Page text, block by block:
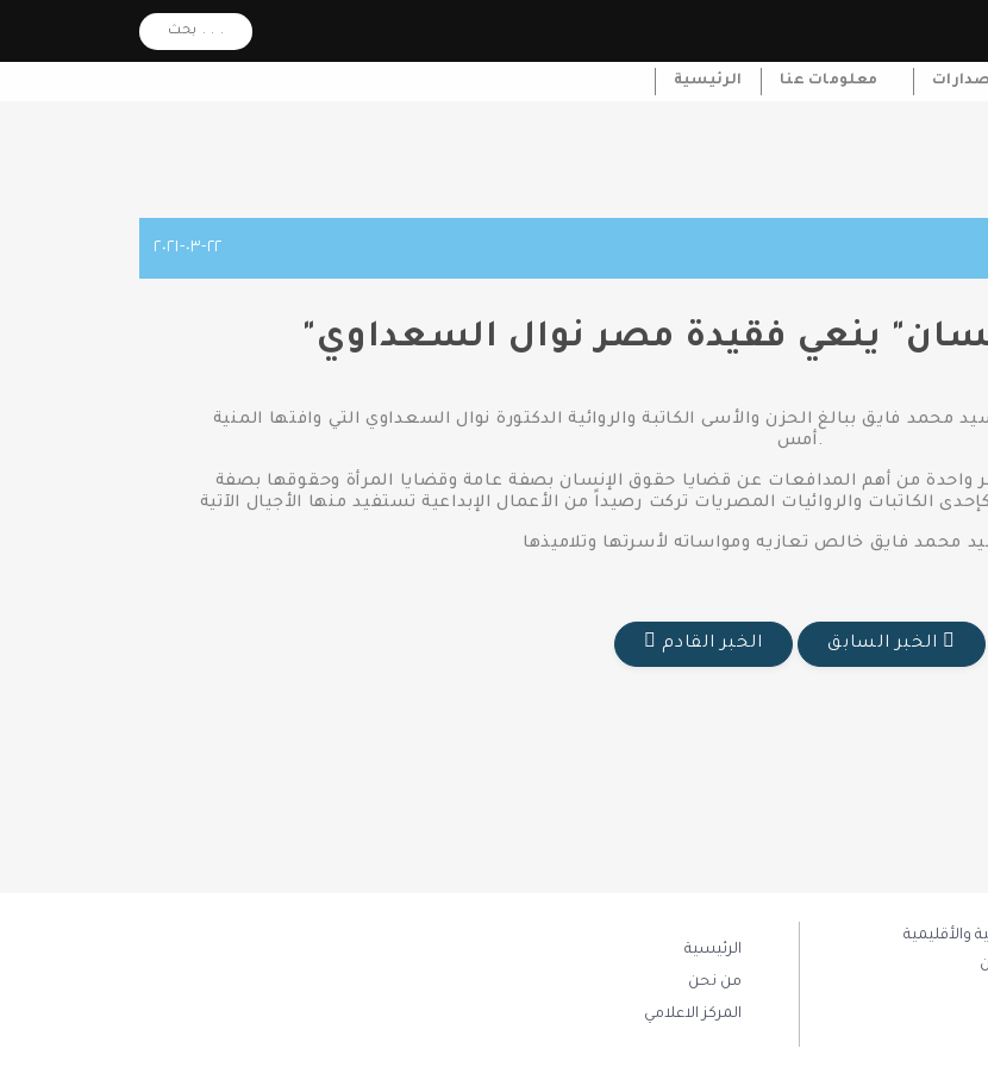
بحث . . .
الرئيسية معلومات عنا
٢٢-٠٣-٢٠٢١
ينعي فقيدة مصر نوال السعداوي
فايق ببالغ الحزن والأسى الكاتبة والروائية الدكتورة نوال السعداوي التي وافتها المنية
أمس.
من أهم المدافعات عن قضايا حقوق الإنسان بصفة عامة وقضايا المرأة وحقوقها بصفة
الخبر القادم
الرئيسية
من نحن
المركز الاعلامي
والأقليمية